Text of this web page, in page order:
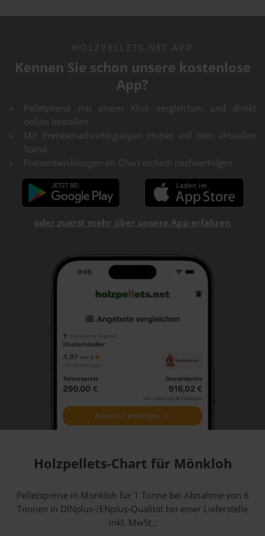
HOLZPELLETS.NET APP
Kennen Sie schon unsere kostenlose
App?
Pelletpreise mit einem Klick vergleichen und direkt
online bestellen
Mit Preisbenachrichtigungen immer auf dem aktuellen
Stand
Preisentwicklungen im Chart einfach nachverfolgen
oder zuerst mehr über unsere App erfahren
Holzpellets-Chart für Mönkloh
Pelletspreise in Mönkloh für 1 Tonne bei Abnahmevon 6
Tonnen in DINplus-/ENplus-Qualität bei einer Lieferstelle
inkl. MwSt.: